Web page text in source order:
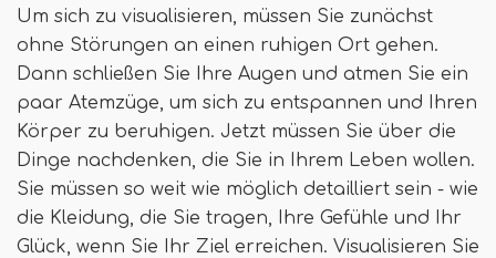
Um sich zu visualisieren, müssen Sie zunächst
ohne Störungen an einen ruhigen Ort gehen.
Dann schließen Sie Ihre Augen und atmen Sie ein
paar Atemzüge, um sich zu entspannen und Ihren
Körper zu beruhigen. Jetzt müssen Sie über die
Dinge nachdenken, die Sie in Ihrem Leben wollen.
Sie müssen so weit wie möglich detailliert sein - wie
die Kleidung, die Sie tragen, Ihre Gefühle und Ihr
Glück, wenn Sie Ihr Ziel erreichen. Visualisieren Sie